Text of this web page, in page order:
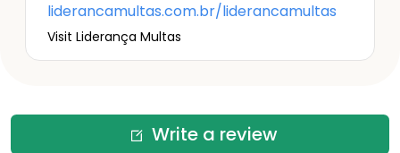
liderancamultas.com.br/liderancamultas
Visit Liderança Multas
Write a review